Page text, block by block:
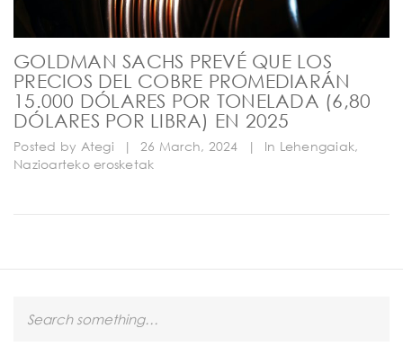
GOLDMAN SACHS PREVÉ QUE LOS
PRECIOS DEL COBRE PROMEDIARÁN
15.000 DÓLARES POR TONELADA (6,80
DÓLARES POR LIBRA) EN 2025
Posted by Ategi | 26 March, 2024 | In Lehengaiak,
Nazioarteko erosketak